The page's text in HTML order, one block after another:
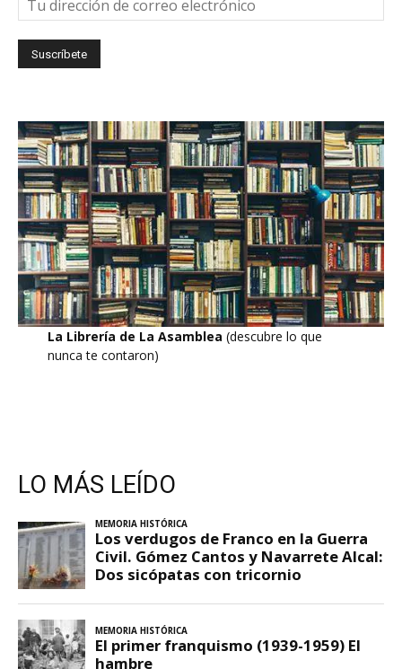
La Librería de La Asamblea (descubre lo que
nunca te contaron)
LO MÁS LEÍDO